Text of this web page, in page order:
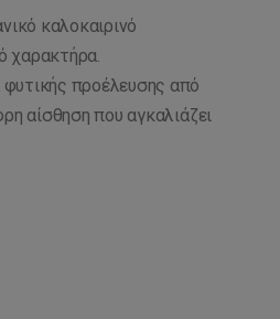
καλοκαιρινό
χαρακτήρα.
προέλευσης από
αίσθηση που αγκαλιάζει